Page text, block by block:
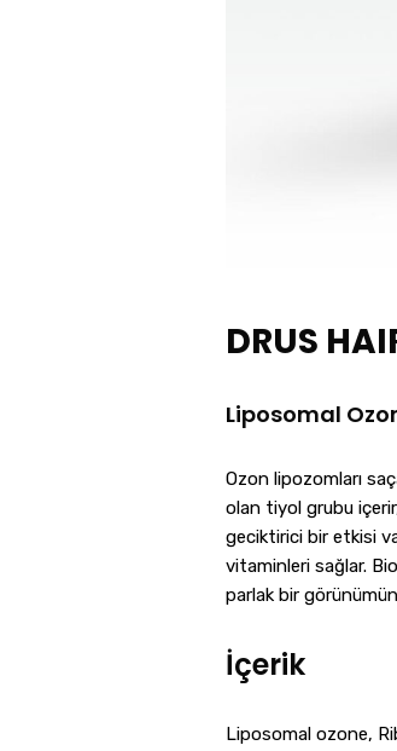
DRUS
Liposomal
Ozon lipozomları
olan tiyol grubu
geciktirici bir etkisi
vitaminleri sağlar.
parlak bir
İçerik
Liposomal ozone,